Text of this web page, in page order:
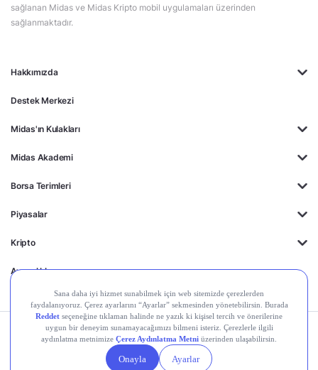
Hakkımızda
Destek Merkezi
Midas'ın Kulakları
Midas Akademi
Borsa Terimleri
Piyasalar
Kripto
Ayrıcalıklar
sağlanan Midas ve Midas Kripto mobil uygulamaları üzerinden
sağlanmaktadır.
Kişisel Verilerin
Gizlilik
Politikası
Yasal
Duyurular
Çerez